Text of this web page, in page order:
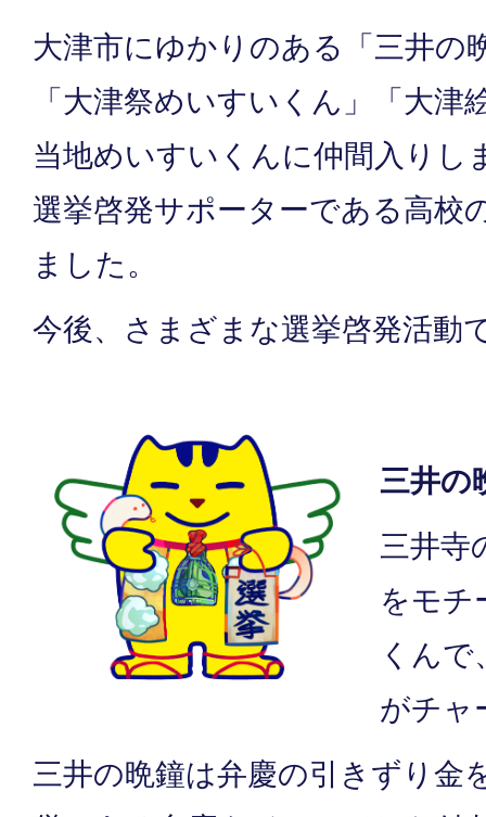
大津市にゆかりのある「三井の
「大津祭めいすいくん」「大
当地めいすいくんに仲間入りし
選挙啓発サポーターである高校
ました。
今後、さまざまな選挙啓発活動
三井の
三井寺
をモチ
くん
がチャ
三井の晩鐘は弁慶の引きずり金